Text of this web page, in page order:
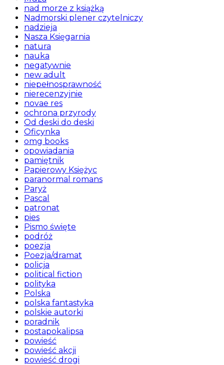
nad morze z książką
Nadmorski plener czytelniczy
nadzieja
Nasza Księgarnia
natura
nauka
negatywnie
new adult
niepełnosprawność
nierecenzyjnie
novae res
ochrona przyrody
Od deski do deski
Oficynka
omg books
opowiadania
pamiętnik
Papierowy Księżyc
paranormal romans
Paryż
Pascal
patronat
pies
Pismo święte
podróż
poezja
Poezja/dramat
policja
political fiction
polityka
Polska
polska fantastyka
polskie autorki
poradnik
postapokalipsa
powieść
powieść akcji
powieść drogi